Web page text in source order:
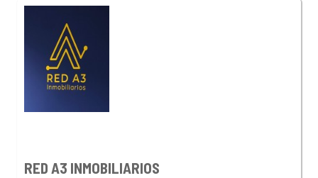
RED A3 INMOBILIARIOS